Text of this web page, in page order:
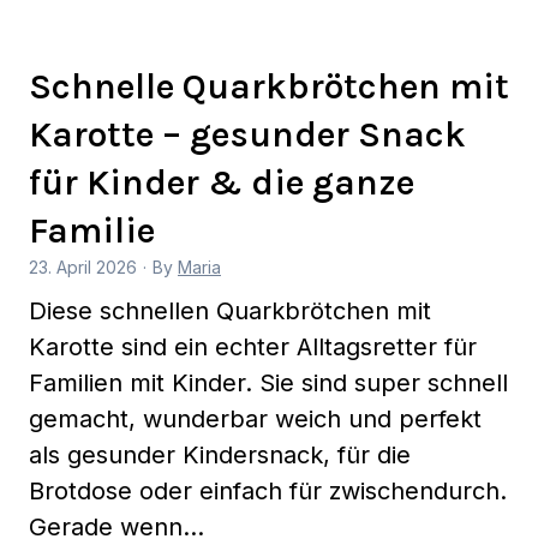
Schnelle Quarkbrötchen mit
Karotte – gesunder Snack
für Kinder & die ganze
Familie
23. April 2026 · By Maria
Diese schnellen Quarkbrötchen mit
Karotte sind ein echter Alltagsretter für
Familien mit Kinder. Sie sind super schnell
gemacht, wunderbar weich und perfekt
als gesunder Kindersnack, für die
Brotdose oder einfach für zwischendurch.
Gerade wenn…